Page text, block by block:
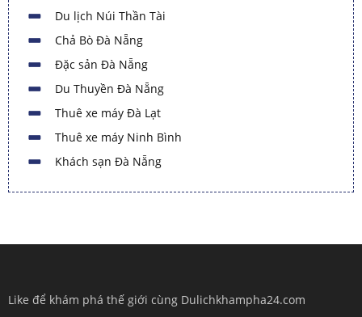
Du lịch Núi Thần Tài
Chả Bò Đà Nẵng
Đặc sản Đà Nẵng
Du Thuyền Đà Nẵng
Thuê xe máy Đà Lạt
Thuê xe máy Ninh Bình
Khách sạn Đà Nẵng
Like để khám phá thế giới cùng Dulichkhampha24.com